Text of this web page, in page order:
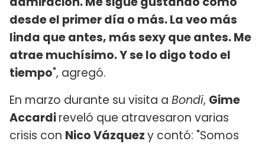
desde el primer día o más. La veo más
linda que antes, más sexy que antes. Me
atrae muchísimo. Y se lo digo todo el
tiempo", agregó.
En marzo durante su visita a Bondi, Gime
Accardireveló que atravesaron varias
crisis con Nico Vázquezy contó: "Somos